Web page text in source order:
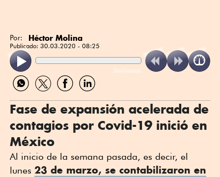
Por: Héctor Molina
Publicado: 30.03.2020 - 08:25
ReadSpeaker
Compartir
por
Compartir
por
Compartir
por
Compartir
por
Fase de expansión acelerada de
contagios por Covid-19 inició en
México
Al inicio de la semana pasada, es decir, el
lunes 23 de marzo, se contabilizaron en